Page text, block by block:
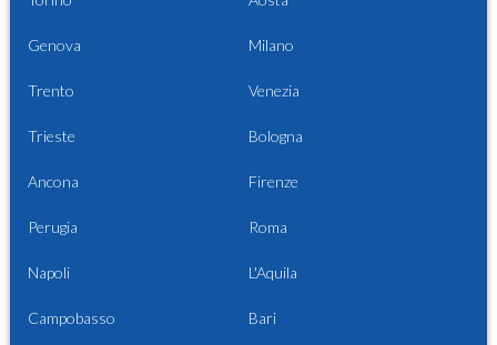
Genova Milano
Trento Venezia
Trieste Bologna
Ancona Firenze
Perugia Roma
Napoli L'Aquila
Campobasso Bari